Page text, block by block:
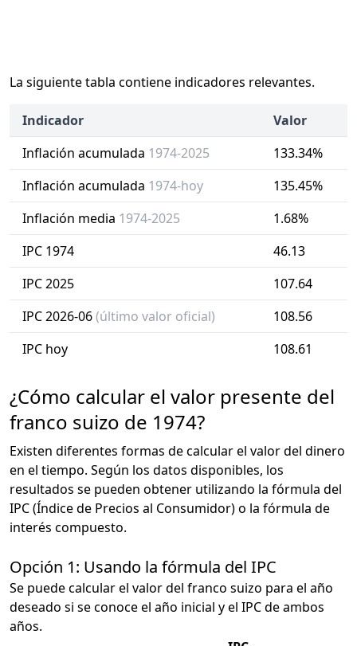
La siguiente tabla contiene indicadores relevantes.
Indicador
Valor
Inflación acumulada 1974-2025
133.34%
Inflación acumulada 1974-hoy
135.45%
Inflación media 1974-2025
1.68%
IPC 1974
46.13
IPC 2025
107.64
IPC 2026-06(último valor oficial)
108.56
IPC hoy
108.61
¿Cómo calcular el valor presente del
franco suizo de 1974?
Existen diferentes formas de calcular el valor del dinero
en el tiempo. Según los datos disponibles, los
resultados se pueden obtener utilizando la fórmula del
IPC (Índice de Precios al Consumidor) o la fórmula de
interés compuesto.
Opción 1: Usando la fórmula del IPC
Se puede calcular el valor del franco suizo para el año
deseado si se conoce el año inicial y el IPC de ambos
años.